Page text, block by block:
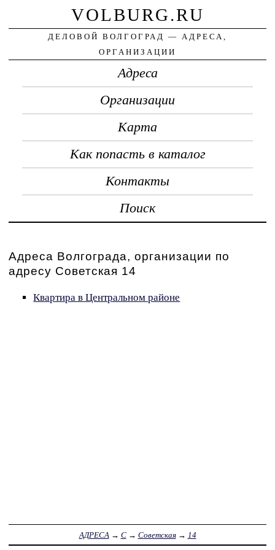
VOLBURG.RU
ДЕЛОВОЙ ВОЛГОГРАД — АДРЕСА,
ОРГАНИЗАЦИИ
Адреса
Организации
Карта
Как попасть в каталог
Контакты
Поиск
Адреса Волгограда, организации по
адресу Советская 14
Квартира в Центральном районе
АДРЕСА → С→ Советская→ 14